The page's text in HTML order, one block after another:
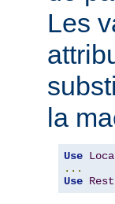
Les
la
Use
...
Use